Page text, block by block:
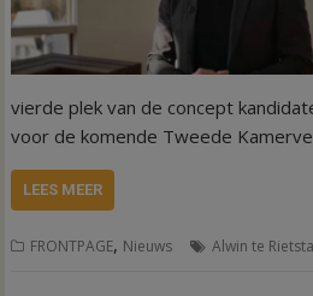
vierde plek van de concept
voor de komende Tweede
LEES MEER
FRONTPAGE, Nieuws Alwin te